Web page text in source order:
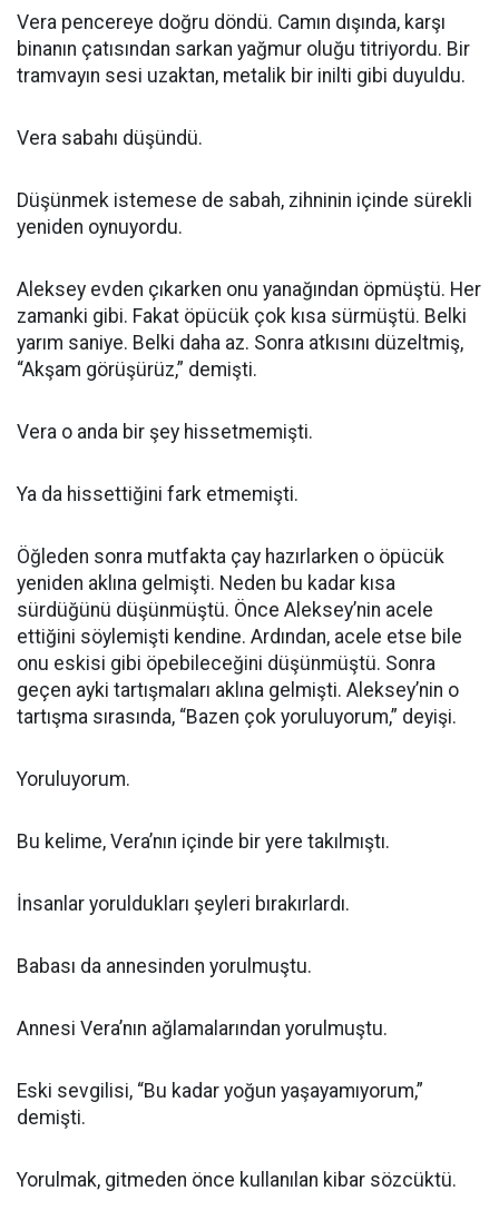
Vera pencereye doğru döndü. Camın dışında, karşı
binanın çatısından sarkan yağmur oluğu titriyordu. Bir
tramvayın sesi uzaktan, metalik bir inilti gibi duyuldu.
Vera sabahı düşündü.
Düşünmek istemese de sabah, zihninin içinde sürekli
yeniden oynuyordu.
Aleksey evden çıkarken onu yanağından öpmüştü. Her
zamanki gibi. Fakat öpücük çok kısa sürmüştü. Belki
yarım saniye. Belki daha az. Sonra atkısını düzeltmiş,
“Akşam görüşürüz,” demişti.
Vera o anda bir şey hissetmemişti.
Ya da hissettiğini fark etmemişti.
Öğleden sonra mutfakta çay hazırlarken o öpücük
yeniden aklına gelmişti. Neden bu kadar kısa
sürdüğünü düşünmüştü. Önce Aleksey’nin acele
ettiğini söylemişti kendine. Ardından, acele etse bile
onu eskisi gibi öpebileceğini düşünmüştü. Sonra
geçen ayki tartışmaları aklına gelmişti. Aleksey’nin o
tartışma sırasında, “Bazen çok yoruluyorum,” deyişi.
Yoruluyorum.
Bu kelime, Vera’nın içinde bir yere takılmıştı.
İnsanlar yoruldukları şeyleri bırakırlardı.
Babası da annesinden yorulmuştu.
Annesi Vera’nın ağlamalarından yorulmuştu.
Eski sevgilisi, “Bu kadar yoğun yaşayamıyorum,”
demişti.
Yorulmak, gitmeden önce kullanılan kibar sözcüktü.